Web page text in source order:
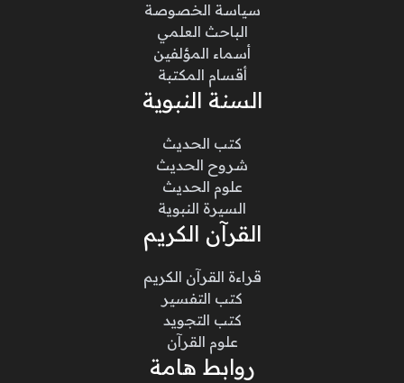
سياسة الخصوصة
الباحث العلمي
أسماء المؤلفين
أقسام المكتبة
السنة النبوية
كتب الحديث
شروح الحديث
علوم الحديث
السيرة النبوية
القرآن الكريم
قراءة القرآن الكريم
كتب التفسير
كتب التجويد
علوم القرآن
روابط هامة